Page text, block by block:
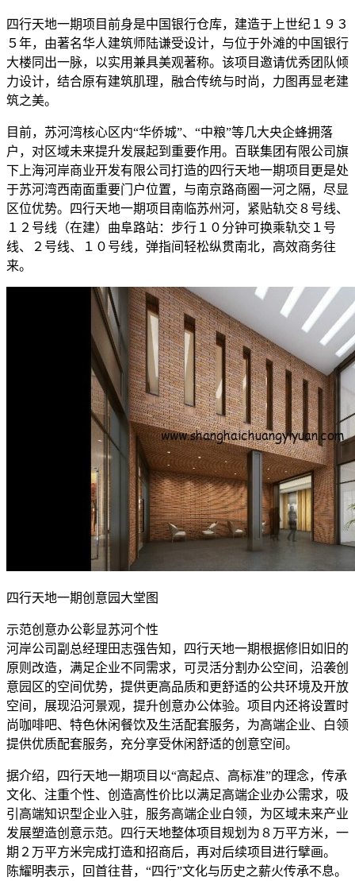
四行天地一期项目前身是中国银行仓库，建造于上世纪１９３
５年，由著名华人建筑师陆谦受设计，与位于外滩的中国银行
大楼同出一脉，以实用兼具美观著称。该项目邀请优秀团队倾
力设计，结合原有建筑肌理，融合传统与时尚，力图再显老建
筑之美。
目前，苏河湾核心区内“华侨城”、“中粮”等几大央企蜂拥落
户，对区域未来提升发展起到重要作用。百联集团有限公司旗
下上海河岸商业开发有限公司打造的四行天地一期项目更是处
于苏河湾西南面重要门户位置，与南京路商圈一河之隔，尽显
区位优势。四行天地一期项目南临苏州河，紧贴轨交８号线、
１２号线（在建）曲阜路站：步行１０分钟可换乘轨交１号
线、２号线、１０号线，弹指间轻松纵贯南北，高效商务往
来。
四行天地一期创意园大堂图
示范创意办公彰显苏河个性
河岸公司副总经理田志强告知，四行天地一期根据修旧如旧的
原则改造，满足企业不同需求，可灵活分割办公空间，沿袭创
意园区的空间优势，提供更高品质和更舒适的公共环境及开放
空间，展现沿河景观，提升创意办公体验。项目内还将设置时
尚咖啡吧、特色休闲餐饮及生活配套服务，为高端企业、白领
提供优质配套服务，充分享受休闲舒适的创意空间。
据介绍，四行天地一期项目以“高起点、高标准”的理念，传承
文化、注重个性、创造高性价比以满足高端企业办公需求，吸
引高端知识型企业入驻，服务高端企业白领，为区域未来产业
发展塑造创意示范。四行天地整体项目规划为８万平方米，一
期２万平方米完成打造和招商后，再对后续项目进行擘画。
陈耀明表示，回首往昔，“四行”文化与历史之薪火传承不息。